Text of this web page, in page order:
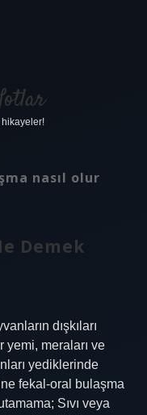
hikayeler!
nasıl olur
Demek
dışkıları
yemi, meraları ve
yediklerinde
fekal-oral bulaşma
Sıvı veya